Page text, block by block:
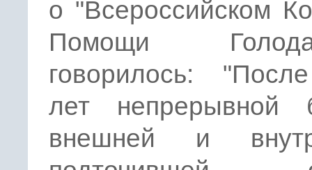
о "Всероссийском
Помощи
говорилось:
лет непрерывной
внешней и